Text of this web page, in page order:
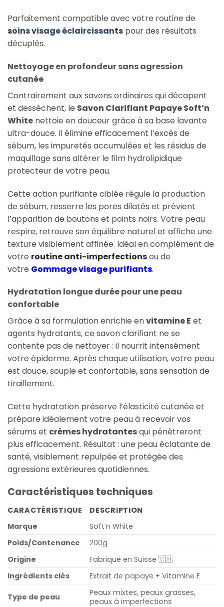
Parfaitement compatible avec votre routine de
soins visage éclaircissants pour des résultats
décuplés.
Nettoyage en profondeur sans agression
cutanée
Contrairement aux savons ordinaires qui décapent
et dessèchent, le Savon Clarifiant Papaye Soft’n
White nettoie en douceur grâce à sa base lavante
ultra-douce. Il élimine efficacement l’excès de
sébum, les impuretés accumulées et les résidus de
maquillage sans altérer le film hydrolipidique
protecteur de votre peau.
Cette action purifiante ciblée régule la production
de sébum, resserre les pores dilatés et prévient
l’apparition de boutons et points noirs. Votre peau
respire, retrouve son équilibre naturel et affiche une
texture visiblement affinée. Idéal en complément de
votre routine anti-imperfectionsou de
votre Gommage visage purifiants.
Hydratation longue durée pour une peau
confortable
Grâce à sa formulation enrichie envitamine E et
agents hydratants, ce savon clarifiant ne se
contente pas de nettoyer : il nourrit intensément
votre épiderme. Après chaque utilisation, votre peau
est douce, souple et confortable, sans sensation de
tiraillement.
Cette hydratation préserve l’élasticité cutanée et
prépare idéalement votre peau à recevoir vos
sérums et crèmes hydratantesqui pénètreront
plus efficacement. Résultat : une peau éclatante de
santé, visiblement repulpée et protégée des
agressions extérieures quotidiennes.
Caractéristiques techniques
CARACTÉRISTIQUE
DESCRIPTION
Marque
Soft’n White
Poids/Contenance
200g
Origine
Fabriqué en Suisse 🇨🇭
Ingrédients clés
Extrait de papaye + Vitamine E
Type de peau
Peaux mixtes, peaux grasses,
peaux à imperfections